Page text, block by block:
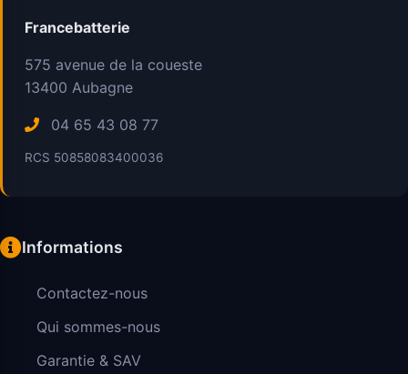
Francebatterie
575 avenue de la coueste
13400 Aubagne
04 65 43 08 77
RCS 50858083400036
Informations
Contactez-nous
Qui sommes-nous
Garantie & SAV